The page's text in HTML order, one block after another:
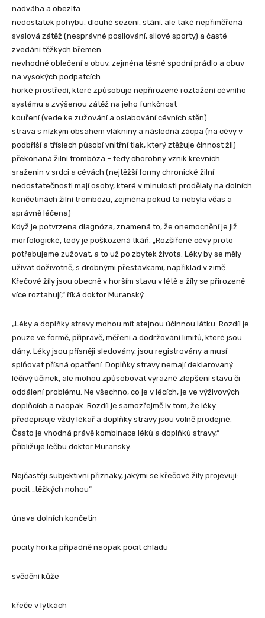
nadváha a obezita
nedostatek pohybu, dlouhé sezení, stání, ale také nepřiměřená
svalová zátěž (nesprávné posilování, silové sporty) a časté
zvedání těžkých břemen
nevhodné oblečení a obuv, zejména těsné spodní prádlo a obuv
na vysokých podpatcích
horké prostředí, které způsobuje nepřirozené roztažení cévního
systému a zvýšenou zátěž na jeho funkčnost
kouření (vede ke zužování a oslabování cévních stěn)
strava s nízkým obsahem vlákniny a následná zácpa (na cévy v
podbřiší a tříslech působí vnitřní tlak, který ztěžuje činnost žil)
překonaná žilní trombóza – tedy chorobný vznik krevních
sraženin v srdci a cévách (nejtěžší formy chronické žilní
nedostatečnosti mají osoby, které v minulosti prodělaly na dolních
končetinách žilní trombózu, zejména pokud ta nebyla včas a
správně léčena)
Když je potvrzena diagnóza, znamená to, že onemocnění je již
morfologické, tedy je poškozená tkáň. „Rozšířené cévy proto
potřebujeme zužovat, a to už po zbytek života. Léky by se měly
užívat doživotně, s drobnými přestávkami, například v zimě.
Křečové žíly jsou obecně v horším stavu v létě a žíly se přirozeně
více roztahují,“ říká doktor Muranský.
„Léky a doplňky stravy mohou mít stejnou účinnou látku. Rozdíl je
pouze ve formě, přípravě, měření a dodržování limitů, které jsou
dány. Léky jsou přísněji sledovány, jsou registrovány a musí
splňovat přísná opatření. Doplňky stravy nemají deklarovaný
léčivý účinek, ale mohou způsobovat výrazné zlepšení stavu či
oddálení problému. Ne všechno, co je v lécích, je ve výživových
doplňcích a naopak. Rozdíl je samozřejmě iv tom, že léky
předepisuje vždy lékař a doplňky stravy jsou volně prodejné.
Často je vhodná právě kombinace léků a doplňků stravy,“
přibližuje léčbu doktor Muranský.
Nejčastěji subjektivní příznaky, jakými se křečové žíly projevují:
pocit „těžkých nohou“
únava dolních končetin
pocity horka případně naopak pocit chladu
svědění kůže
křeče v lýtkách